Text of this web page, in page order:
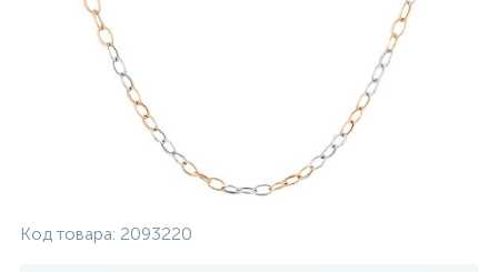
Код товара: 2093220
Серебряные колье
Серебряные цепочки
Серебряные аксессуары
Золотые серьги